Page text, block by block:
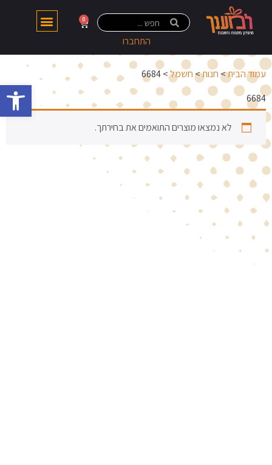
התחברו
0
עמוד הבית>חנות>חשמל> 6684
6684
לא נמצאו מוצרים התואמים את בחירתך.